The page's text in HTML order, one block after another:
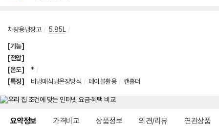
차량용냉장고 / 5.85L /
[기능]
[전압]
[온도]
* /
[특징]
비냉매식냉온장방식 / 테이블활용 / 캔홀더
요약정보 가격비교 상품정보 의견/리뷰 연관상품